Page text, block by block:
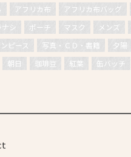
アフリカ布 アフリカ布バッグ
ナシ ポーチ マスク メンズ
ピース 写真・ＣＤ・書籍 夕陽
朝日 珈琲豆 紅葉 缶バッチ